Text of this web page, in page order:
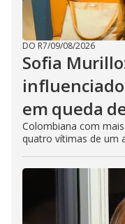
DO R7/09/08/2026
Sofia
em queda
Colombiana com
quatro vítimas de um